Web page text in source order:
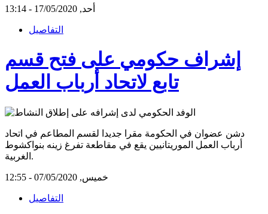
أحد, 17/05/2020 - 13:14
التفاصيل
إشراف حكومي على فتح قسم
تابع لاتحاد أرباب العمل
دشن عضوان في الحكومة مقرا جديدا لقسم المطاعم في اتحاد
أرباب العمل الموريتانيين يقع في مقاطعة تفرغ زينه بنواكشوط
الغربية.
خميس, 07/05/2020 - 12:55
التفاصيل